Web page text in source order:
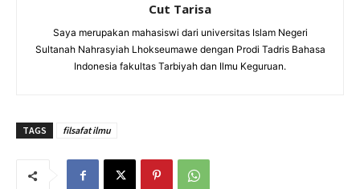
Cut Tarisa
Saya merupakan mahasiswi dari universitas Islam Negeri
Sultanah Nahrasyiah Lhokseumawe dengan Prodi Tadris Bahasa
Indonesia fakultas Tarbiyah dan Ilmu Keguruan.
TAGS filsafat ilmu